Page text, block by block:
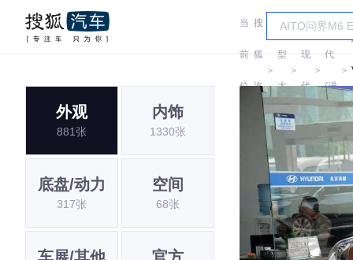
当
前
位
搜
狐
汽
＞
车
型
大
全
＞
现
代
＞
现
代
(进
＞
外观
881张
内饰
1330张
底盘/动力
317张
空间
68张